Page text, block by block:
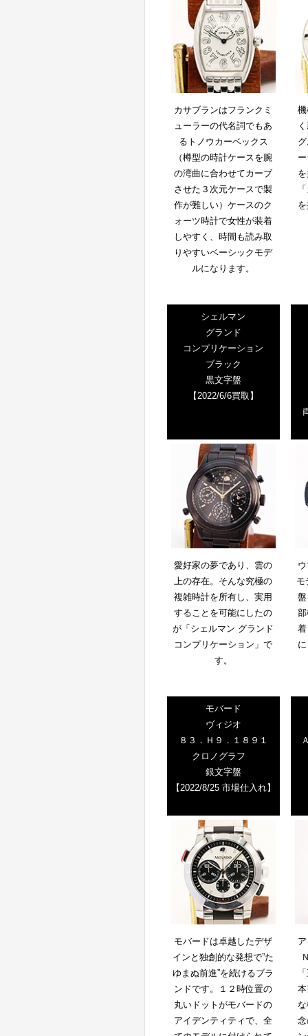
カサブランはフランクミ
ューラーの代名詞でもあ
るトノウカーベックス
（樽型の時計ケースを腕
の湾曲に合わせてカーブ
させた３次元ケースで製
作が難しい）ケースのク
ォーツ時計で女性が装着
しやすく、時間も読み取
りやすいベーシックモデ
ルになります。
シェルマン
グランド
コンプリケーション
ブラック
黒文字盤
【2022/6/6買取】
愛好家の夢であり、雲の
上の存在。そんな究極の
複雑時計を所有し、実用
することを可能にしたの
が「シェルマン グランド
コンプリケーション」で
す。
モ
モバード
ヴィジオ
８３．Ｈ９．１８９１
クロノグラフ
銀文字盤
【2022/8/25 市場仕入れ】
モバードは卓越したデザ
インと独創的な発想で”た
ゆまぬ前進”を続けるブラ
ンドです。１２時位置の
丸いドットがモバードの
アイデンティティで、全